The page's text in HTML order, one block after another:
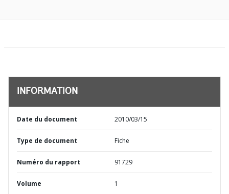
INFORMATION
Date du document 2010/03/15
Type de document Fiche
Numéro du rapport 91729
Volume 1